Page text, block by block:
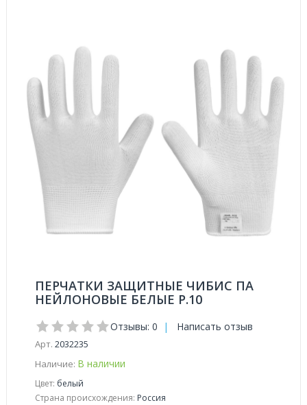
ПЕРЧАТКИ ЗАЩИТНЫЕ ЧИБИС ПА
НЕЙЛОНОВЫЕ БЕЛЫЕ Р.10
Отзывы: 0 | Написать отзыв
Арт. 2032235
Наличие: В наличии
Цвет: белый
Страна происхождения: Россия